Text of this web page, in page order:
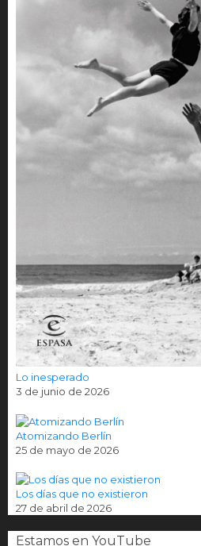
Lo inesperado
3 de junio de 2026
Atomizando Berlín
25 de mayo de 2026
Los días que no existieron
27 de abril de 2026
Estamos en YouTube